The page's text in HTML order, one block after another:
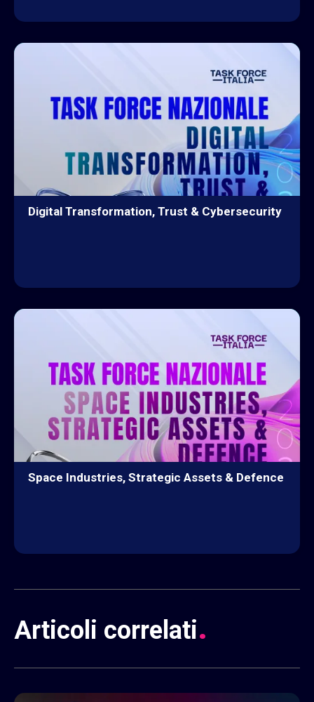
Digital Transformation, Trust & Cybersecurity
Space Industries, Strategic Assets & Defence
Articoli correlati.